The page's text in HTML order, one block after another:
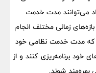
این افراد می‌توانند مدت خدمت
زمانی مختلف انجام
که مدت خدمت نظامی خود
برنامه‌ریزی کنند و از